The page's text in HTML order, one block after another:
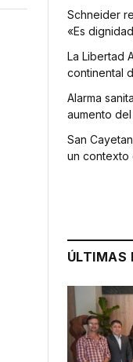
Schneider
«Es
La Libertad
continental
Alarma
aumento
San
un contexto
ÚLTIMAS